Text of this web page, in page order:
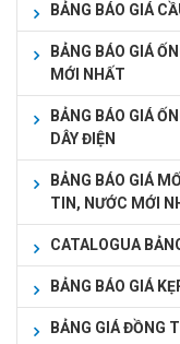
BẢNG BÁO GIÁ
BẢNG BÁO GIÁ
MỚI NHẤT
BẢNG BÁO GIÁ
DÂY ĐIỆN
BẢNG BÁO GIÁ
TIN, NƯỚC MỚI
CATALOGUA
BẢNG BÁO GIÁ
BẢNG GIÁ ĐỒNG